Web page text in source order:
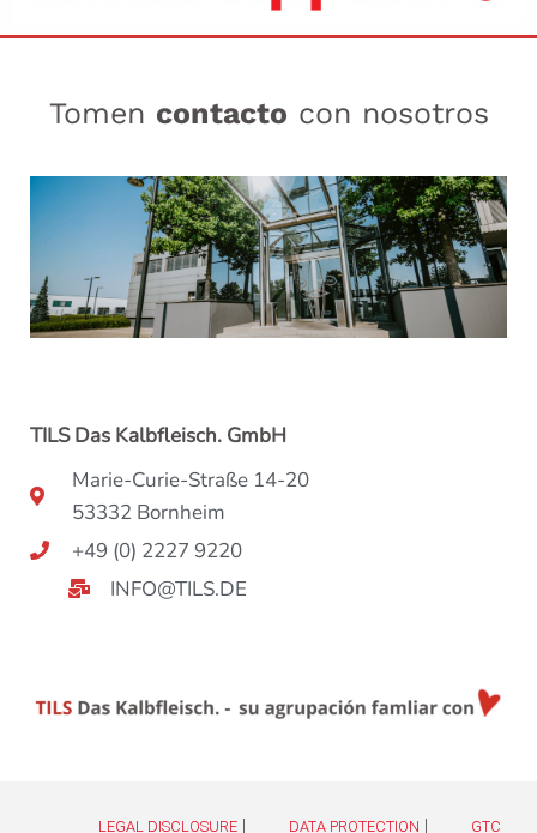
Tomen contacto con nosotros
TILS Das Kalbfleisch. GmbH
Marie-Curie-Straße 14-20
53332 Bornheim
+49 (0) 2227 9220
INFO@TILS.DE
LEGAL DISCLOSURE | DATA PROTECTION | GTC